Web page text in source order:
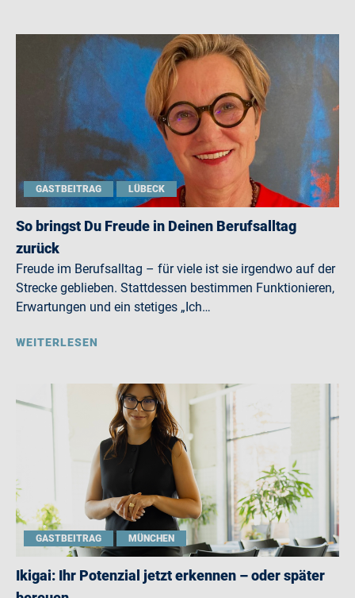
GASTBEITRAG LÜBECK
So bringst Du Freude in Deinen Berufsalltag
zurück
Freude im Berufsalltag – für viele ist sie irgendwo auf der
Strecke geblieben. Stattdessen bestimmen Funktionieren,
Erwartungen und ein stetiges „Ich…
WEITERLESEN
GASTBEITRAG MÜNCHEN
Ikigai: Ihr Potenzial jetzt erkennen – oder später